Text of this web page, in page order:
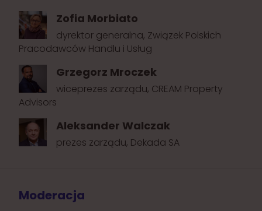
Zofia Morbiato
dyrektor generalna, Związek Polskich
Pracodawców Handlu i Usług
Grzegorz Mroczek
wiceprezes zarządu, CREAM Property
Advisors
Aleksander Walczak
prezes zarządu, Dekada SA
Moderacja